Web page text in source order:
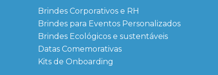
Brindes
Corporativos
Copos Térmicos
Personalizados
Datas Especiais
Ecobag
Personalizada
Brindes Corporativos e RH
Brindes para Eventos Personalizados
Brindes Ecológicos e sustentáveis
Datas Comemorativas
Kits de Onboarding